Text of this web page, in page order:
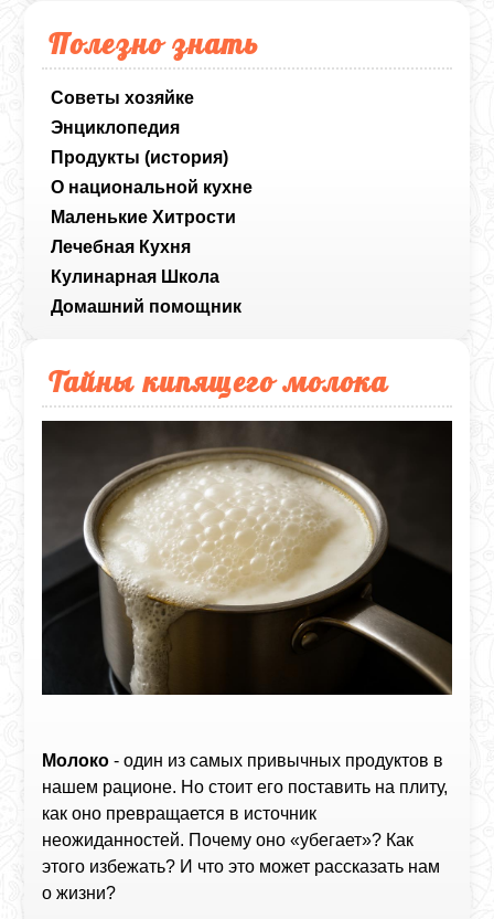
Полезно знать
Советы хозяйке
Энциклопедия
Продукты (история)
О национальной кухне
Маленькие Хитрости
Лечебная Кухня
Кулинарная Школа
Домашний помощник
Тайны кипящего молока
Молоко - один из самых привычных продуктов в
нашем рационе. Но стоит его поставить на плиту,
как оно превращается в источник
неожиданностей. Почему оно «убегает»? Как
этого избежать? И что это может рассказать нам
о жизни?